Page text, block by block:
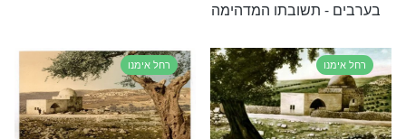
חינם
רחל אימנו